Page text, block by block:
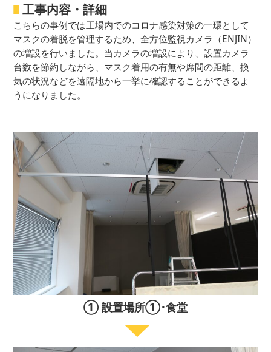
工事内容・詳細
こちらの事例では工場内でのコロナ感染対策の一環として
マスクの着脱を管理するため、全方位監視カメラ（ENJIN）
の増設を行いました。当カメラの増設により、設置カメラ
台数を節約しながら、マスク着用の有無や席間の距離、換
気の状況などを遠隔地から一挙に確認することができるよ
うになりました。
① 設置場所①･食堂